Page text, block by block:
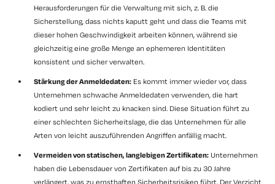
Herausforderungen für die Verwaltung mit sich, z. B. die
Sicherstellung, dass nichts kaputt geht und dass die Teams mit
dieser hohen Geschwindigkeit arbeiten können, während sie
gleichzeitig eine große Menge an ephemeren Identitäten
konsistent und sicher verwalten.
Stärkung der Anmeldedaten: Es kommt immer wieder vor, dass
Unternehmen schwache Anmeldedaten verwenden, die hart
kodiert und sehr leicht zu knacken sind. Diese Situation führt zu
einer schlechten Sicherheitslage, die das Unternehmen für alle
Arten von leicht auszuführenden Angriffen anfällig macht.
Vermeiden von statischen, langlebigen Zertifikaten: Unternehmen
haben die Lebensdauer von Zertifikaten auf bis zu 30 Jahre
verlängert, was zu ernsthaften Sicherheitsrisiken führt. Der Verzicht